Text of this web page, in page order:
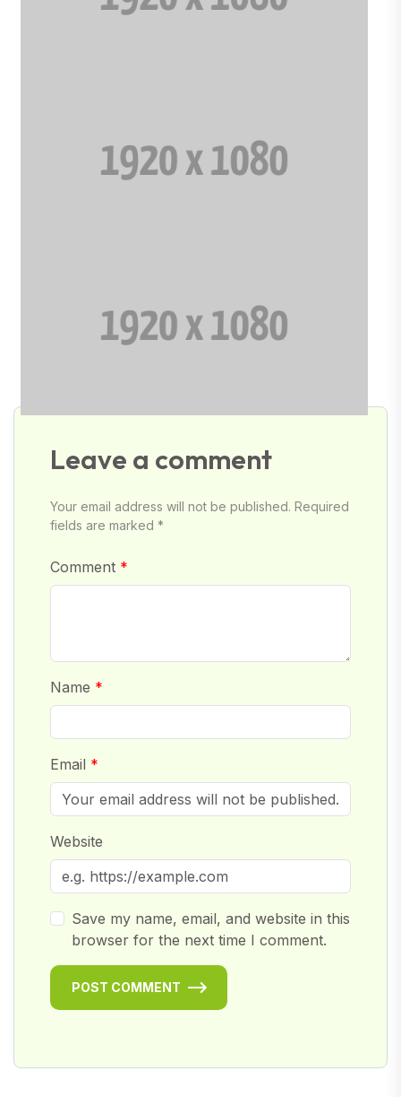
Leave a comment
Your email address will not be published. Required
fields are marked *
Comment
Name
Email
Website
Save my name, email, and website in this
browser for the next time I comment.
POST COMMENT